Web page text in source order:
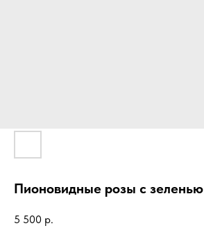
Пионовидные розы с зеленью
5 500 р.